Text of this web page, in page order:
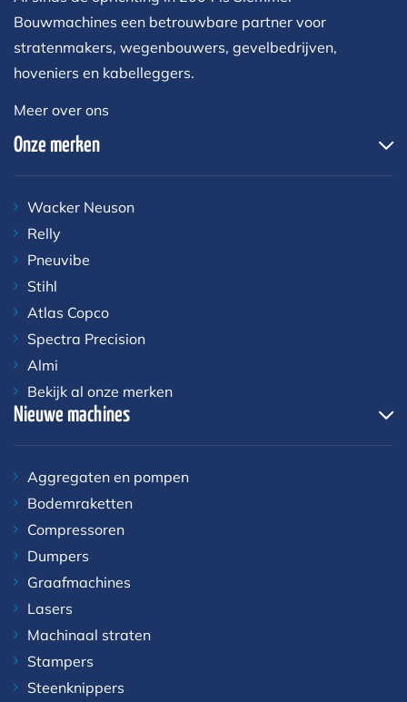
Bouwmachines een betrouwbare partner voor
stratenmakers, wegenbouwers, gevelbedrijven,
hoveniers en kabelleggers.
Meer over ons
Onze merken
Wacker Neuson
Relly
Pneuvibe
Stihl
Atlas Copco
Spectra Precision
Almi
Bekijk al onze merken
Nieuwe machines
Aggregaten en pompen
Bodemraketten
Compressoren
Dumpers
Graafmachines
Lasers
Machinaal straten
Stampers
Steenknippers